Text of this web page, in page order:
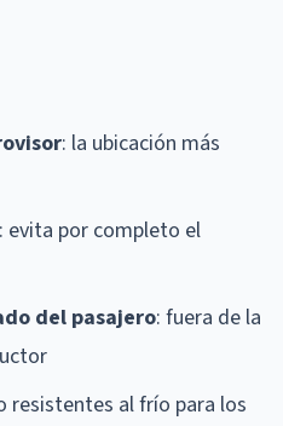
: la ubicación más
: evita por completo el
del pasajero: fuera de la
resistentes al frío para los